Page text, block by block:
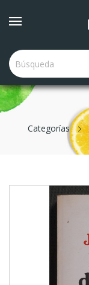
Categorías